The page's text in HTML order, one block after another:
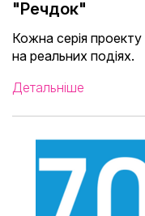
"Речдок"
Кожна серія
на реальних подіях.
Детальніше